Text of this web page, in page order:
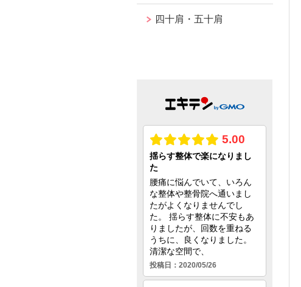
四十肩・五十肩